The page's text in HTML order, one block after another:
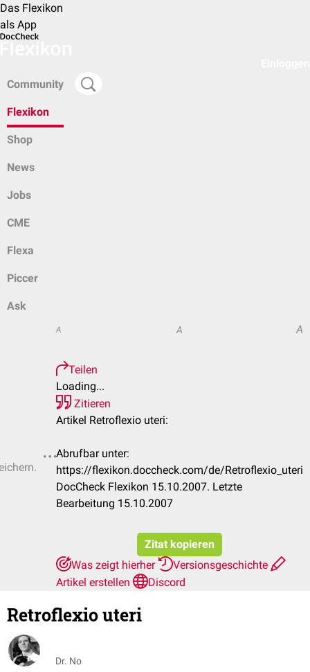
Das Flexikon
als App
Community
Flexikon
Shop
News
Jobs
CME
Flexa
Piccer
Ask
A A A
Teilen
Loading...
Zitieren
Artikel Retroflexio uteri:
Abrufbar unter:
https://flexikon.doccheck.com/de/Retroflexio_uteri
DocCheck Flexikon 15.10.2007. Letzte
Bearbeitung 15.10.2007
Zitat kopieren
Was zeigt hierher
Versionsgeschichte
Artikel erstellen
Discord
Retroflexio uteri
Dr. No